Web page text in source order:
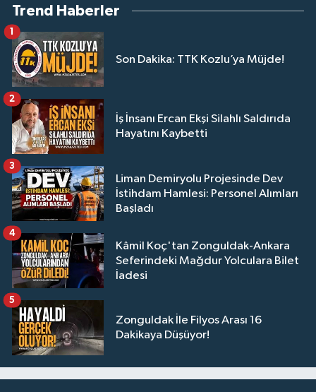
Trend Haberler
Son Dakika: TTK Kozlu’ya Müjde!
1
İş İnsanı Ercan Ekşi Silahlı Saldırıda
Hayatını Kaybetti
2
Liman Demiryolu Projesinde Dev
İstihdam Hamlesi: Personel Alımları
Başladı
3
Kâmil Koç'tan Zonguldak-Ankara
Seferindeki Mağdur Yolculara Bilet
İadesi
4
Zonguldak İle Filyos Arası 16
Dakikaya Düşüyor!
5